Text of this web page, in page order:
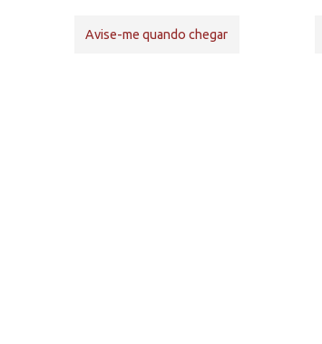
Avise-me quando chegar